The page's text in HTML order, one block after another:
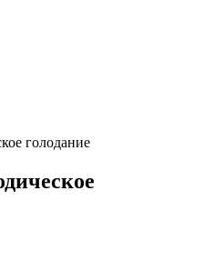
голодание